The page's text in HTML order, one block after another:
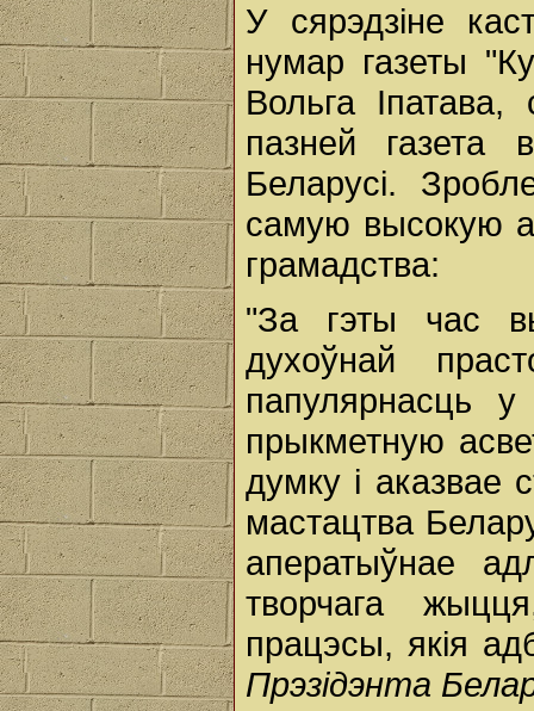
У сярэдзіне
нумар газеты
Вольга
пазней газета
Беларусі.
самую высокую
грамадства:
"За гэты час
духоўнай
папулярнасць
прыкметную
думку i аказвае
мастацтва
аператыўнае
творчага
працэсы, якiя
Прэзідэнта